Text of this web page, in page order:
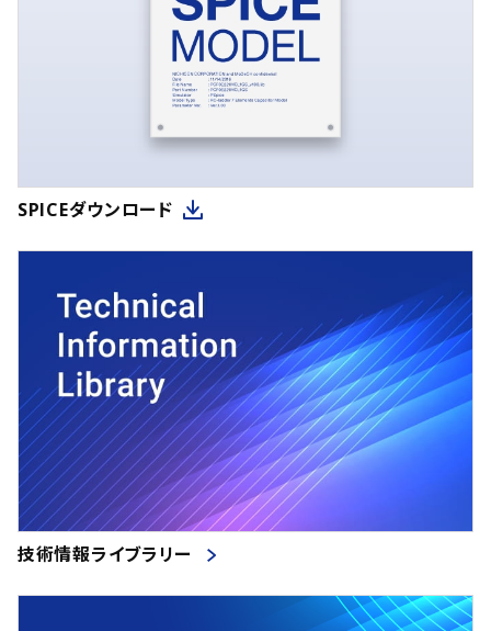
SPICEダウンロード
技術情報ライブラリー